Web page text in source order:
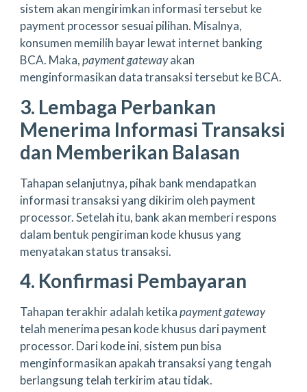
sistem akan mengirimkan informasi tersebut ke
payment processor sesuai pilihan. Misalnya,
konsumen memilih bayar lewat internet banking
BCA. Maka,payment gatewayakan
menginformasikan data transaksi tersebut ke BCA.
3. Lembaga Perbankan
Menerima Informasi Transaksi
dan Memberikan Balasan
Tahapan selanjutnya, pihak bank mendapatkan
informasi transaksi yang dikirim oleh payment
processor. Setelah itu, bank akan memberi respons
dalam bentuk pengiriman kode khusus yang
menyatakan status transaksi.
4. Konfirmasi Pembayaran
Tahapan terakhir adalah ketikapayment gateway
telah menerima pesan kode khusus dari payment
processor. Dari kode ini, sistem pun bisa
menginformasikan apakah transaksi yang tengah
berlangsung telah terkirim atau tidak.